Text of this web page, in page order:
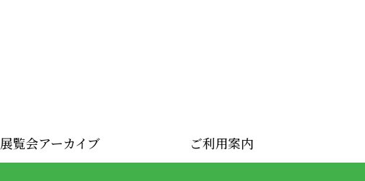
展覧会アーカイブ ご利用案内